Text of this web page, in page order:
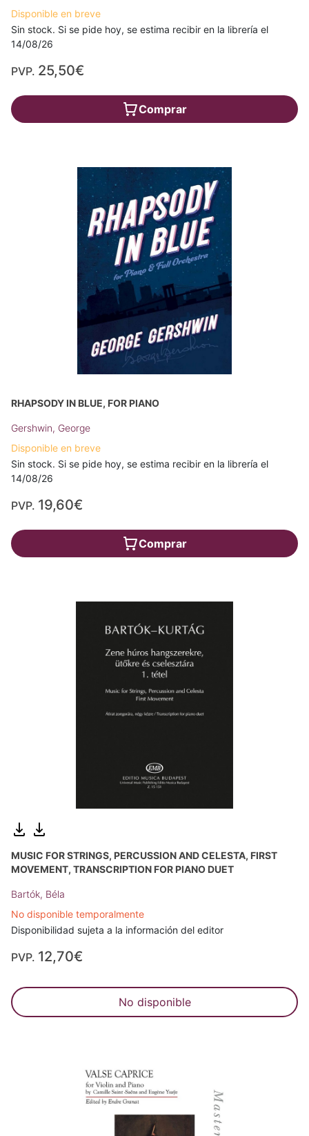
Disponible en breve
Sin stock. Si se pide hoy, se estima recibir en la librería el
14/08/26
PVP. 25,50€
Comprar
RHAPSODY IN BLUE, FOR PIANO
Gershwin, George
Disponible en breve
Sin stock. Si se pide hoy, se estima recibir en la librería el
14/08/26
PVP. 19,60€
Comprar
MUSIC FOR STRINGS, PERCUSSION AND CELESTA, FIRST
MOVEMENT, TRANSCRIPTION FOR PIANO DUET
Bartók, Béla
No disponible temporalmente
Disponibilidad sujeta a la información del editor
PVP. 12,70€
No disponible